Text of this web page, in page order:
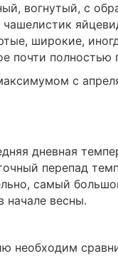
вогнутый, с
широкие,
почти
с
дневная
перепад
самый
начале весны.
необходим